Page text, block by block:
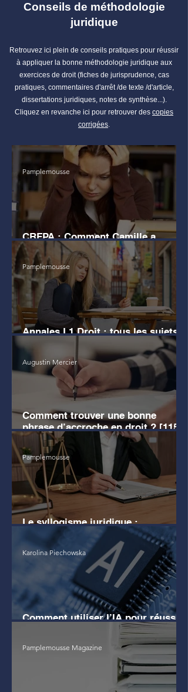
Conseils de méthodologie
juridique
Retrouvez ici plein de conseils pratiques pour réussir
à appliquer la bonne méthodologie juridique aux
exercices de droit (fiches de jurisprudence, cas
pratiques, commentaires d'arrêt /de texte /d'article,
dissertations juridiques, notes de synthèse...).
Cliquez en revanche ici pour retrouver des copies
corrigées.
CRFPA : Comment Camille a
échoué au grand Oral
Pamplemousse
Annales L1 Droit : tous les sujets
d'examen
Pamplemousse
Comment trouver une bonne
phrase d’accroche en droit ? [115
EXEMPLES]
Augustin Mercier
Le syllogisme juridique :
définition, exemples clairs
Pamplemousse
Comment utiliser l’IA pour réussir
son commentaire d'arrêt ?
Karolina Piechowska
Pamplemousse Magazine